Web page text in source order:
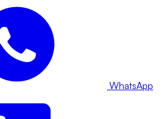
WhatsApp